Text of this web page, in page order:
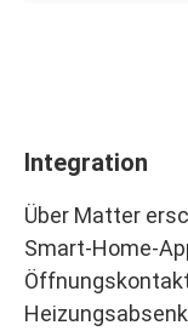
Integration
Über Matter